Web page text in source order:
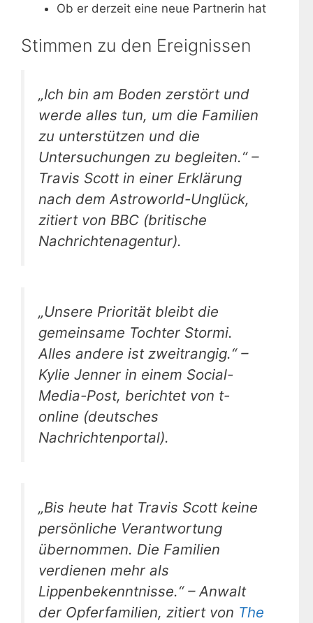
Ob er derzeit eine neue Partnerin hat
Stimmen zu den Ereignissen
„Ich bin am Boden zerstört und
werde alles tun, um die Familien
zu unterstützen und die
Untersuchungen zu begleiten.“ –
Travis Scott in einer Erklärung
nach dem Astroworld-Unglück,
zitiert von BBC (britische
Nachrichtenagentur).
„Unsere Priorität bleibt die
gemeinsame Tochter Stormi.
Alles andere ist zweitrangig.“ –
Kylie Jenner in einem Social-
Media-Post, berichtet von t-
online (deutsches
Nachrichtenportal).
„Bis heute hat Travis Scott keine
persönliche Verantwortung
übernommen. Die Familien
verdienen mehr als
Lippenbekenntnisse.“ – Anwalt
der Opferfamilien, zitiert von The